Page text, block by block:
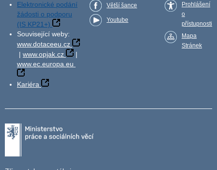
Elektronické podání
žádosti o podporu
(IS KP21+)
Související weby:
www.dotaceeu.cz
| www.opjak.cz
|
www.ec.europa.eu
Kariéra
Větší šance
Youtube
Prohlášení
o
přístupnosti
Mapa
Stránek